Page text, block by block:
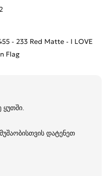
- 233 Red Matte - I LOVE
Flag
ყუთში.
დატენეთ